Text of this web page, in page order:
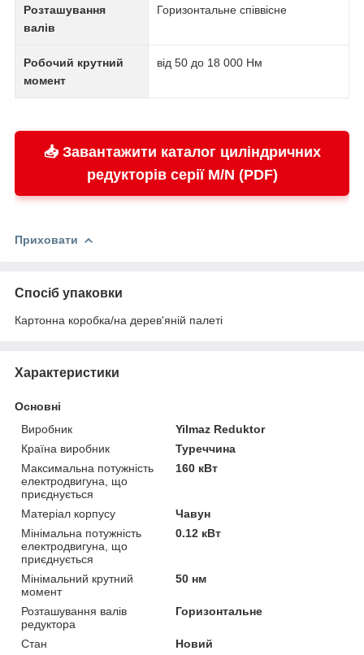
Розташування
валів
Горизонтальне співвісне
Робочий крутний
момент
від 50 до 18 000 Нм
📥 Завантажити каталог циліндричних
редукторів серії M/N (PDF)
Приховати
Спосіб упаковки
Картонна коробка/на дерев'яній палеті
Характеристики
Основні
Виробник
Yilmaz Reduktor
Країна виробник
Туреччина
Максимальна потужність
електродвигуна, що
приєднується
160 кВт
Матеріал корпусу
Чавун
Мінімальна потужність
електродвигуна, що
приєднується
0.12 кВт
Мінімальний крутний
момент
50 нм
Розташування валів
редуктора
Горизонтальне
Стан
Новий